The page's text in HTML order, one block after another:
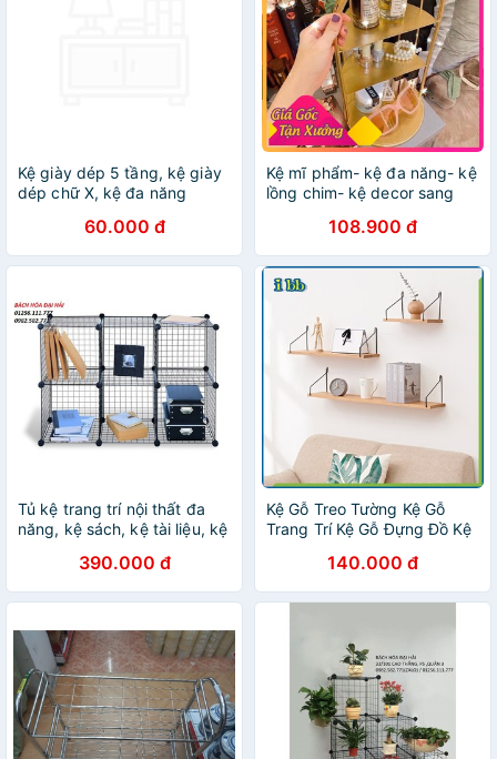
Kệ giày dép 5 tầng, kệ giày
dép chữ X, kệ đa năng
60.000 đ
Kệ mĩ phẩm- kệ đa năng- kệ
lồng chim- kệ decor sang
108.900 đ
Tủ kệ trang trí nội thất đa
năng, kệ sách, kệ tài liệu, kệ
390.000 đ
Kệ Gỗ Treo Tường Kệ Gỗ
Trang Trí Kệ Gỗ Đựng Đồ Kệ
140.000 đ